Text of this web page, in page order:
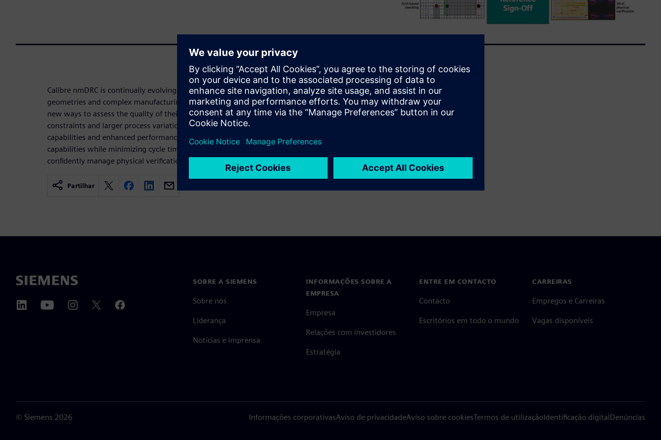
Calibre nmDRC is continually evolving to meet the demands of shrinking
geometries and complex manufacturing methodologies. When designers need
new ways to assess the quality of their designs in light of more complex process
constraints and larger process variations, Calibre nmDRC delivers the new
capabilities and enhanced performance that provide comprehensive analysis
capabilities while minimizing cycle time. With Calibre nmDRC, designers can
confidently manage physical verification for every design, at every node.
Partilhar
SOBRE A SIEMENS
Sobre nós
Liderança
Notícias e imprensa
INFORMAÇÕES SOBRE A
EMPRESA
Empresa
Relações com investidores
Estratégia
ENTRE EM CONTACTO
Contacto
Escritórios em todo o mundo
CARREIRAS
Empregos e Carreiras
Vagas disponíveis
© Siemens 2026 Informações corporativasAviso de privacidadeAviso sobre cookiesTermos de utilizaçãoIdentificação digitalDenúncias